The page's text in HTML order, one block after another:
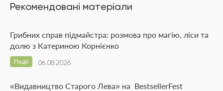
Рекомендовані матеріали
Грибних справ підмайстра: розмова про магію, ліси та
долю з Катериною Корнієнко
06.08.2026
Події
«Видавництво Старого Лева» на BestsellerFest